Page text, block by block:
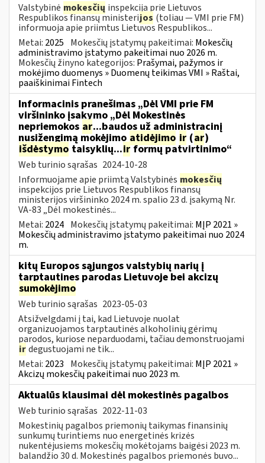
Valstybinė mokesčių inspekcija prie Lietuvos
Respublikos finansų ministerijos (toliau — VMI prie FM)
informuoja apie priimtus Lietuvos Respublikos...
Metai: 2025 Mokesčių įstatymų pakeitimai: Mokesčių
administravimo įstatymo pakeitimai nuo 2026 m.
Mokesčių žinyno kategorijos: Prašymai, pažymos ir
mokėjimo duomenys » Duomenų teikimas VMI » Raštai,
paaiškinimai Fintech
Informacinis pranešimas „Dėl VMI prie FM
viršininko įsakymo „Dėl Mokestinės
nepriemokos ar...baudos už administracinį
nusižengimą mokėjimo atidėjimo ir (ar)
išdėstymo taisyklių...irformų patvirtinimo“
Web turinio sąrašas 2024-10-28
Informuojame apie priimtą Valstybinės mokesčių
inspekcijos prie Lietuvos Respublikos finansų
ministerijos viršininko 2024 m. spalio 23 d. įsakymą Nr.
VA-83 „Dėl mokestinės...
Metai: 2024 Mokesčių įstatymų pakeitimai: MĮP 2021 »
Mokesčių administravimo įstatymo pakeitimai nuo 2024
m.
kitų Europos sąjungos valstybių narių į
tarptautines parodas Lietuvoje bei akcizų
sumokėjimo
Web turinio sąrašas 2023-05-03
Atsižvelgdami į tai, kad Lietuvoje nuolat
organizuojamos tarptautinės alkoholinių gėrimų
parodos, kuriose neparduodami, tačiau demonstruojami
irdegustuojami ne tik...
Metai: 2023 Mokesčių įstatymų pakeitimai: MĮP 2021 »
Akcizų mokesčių pakeitimai nuo 2023 m.
Aktualūs klausimai dėl mokestinės pagalbos
Web turinio sąrašas 2022-11-03
Mokestinių pagalbos priemonių taikymas finansinių
sunkumų turintiems nuo energetinės krizės
nukentėjusiems mokesčių mokėtojams baigėsi 2023 m.
balandžio 30 d. Mokestinės pagalbos priemonės buvo...